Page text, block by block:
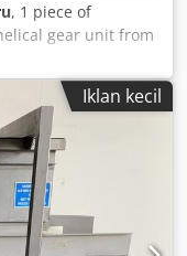
, 1 piece of
gear unit from
have been
800 mm
27,829 Nm
Maximum power:
= 1400 rpm Output
diameter d1:
height h1: 500
1170 mm !! Gear
Iklan kecil